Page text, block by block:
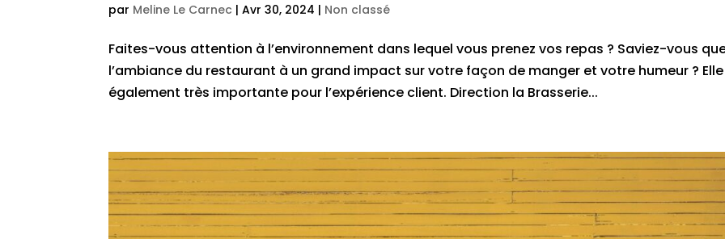
par Meline Le Carnec |Avr 30, 2024 | Non classé
Faites-vous attention à l’environnement dans lequel vous prenez vos repas ? Saviez-vous
l’ambiance du restaurant à un grand impact sur votre façon de manger et votre humeur ?
également très importante pour l’expérience client. Direction la Brasserie...